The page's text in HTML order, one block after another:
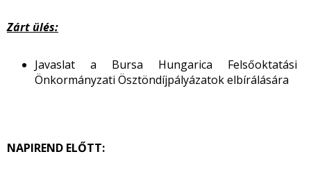
Zárt ülés:
Javaslat a Bursa Hungarica Felsőoktatási
Önkormányzati Ösztöndíjpályázatok elbírálására
NAPIREND ELŐTT: